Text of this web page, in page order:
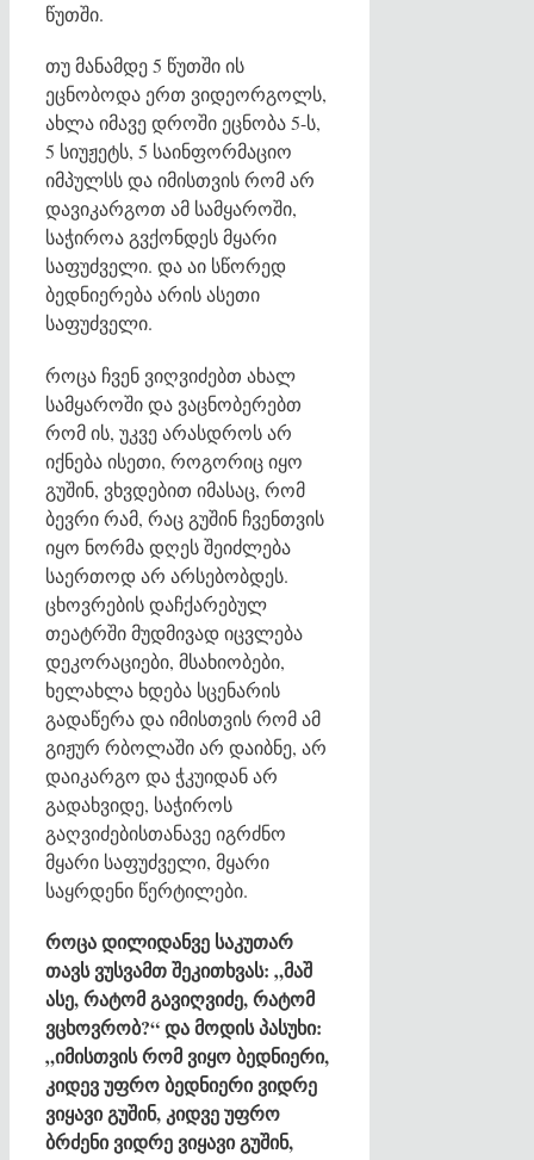
წუთში.
თუ მანამდე 5 წუთში ის
ეცნობოდა ერთ ვიდეორგოლს,
ახლა იმავე დროში ეცნობა 5-ს,
5 სიუჟეტს, 5 საინფორმაციო
იმპულსს და იმისთვის რომ არ
დავიკარგოთ ამ სამყაროში,
საჭიროა გვქონდეს მყარი
საფუძველი. და აი სწორედ
ბედნიერება არის ასეთი
საფუძველი.
როცა ჩვენ ვიღვიძებთ ახალ
სამყაროში და ვაცნობერებთ
რომ ის, უკვე არასდროს არ
იქნება ისეთი, როგორიც იყო
გუშინ, ვხვდებით იმასაც, რომ
ბევრი რამ, რაც გუშინ ჩვენთვის
იყო ნორმა დღეს შეიძლება
საერთოდ არ არსებობდეს.
ცხოვრების დაჩქარებულ
თეატრში მუდმივად იცვლება
დეკორაციები, მსახიობები,
ხელახლა ხდება სცენარის
გადაწერა და იმისთვის რომ ამ
გიჟურ რბოლაში არ დაიბნე, არ
დაიკარგო და ჭკუიდან არ
გადახვიდე, საჭიროს
გაღვიძებისთანავე იგრძნო
მყარი საფუძველი, მყარი
საყრდენი წერტილები.
როცა დილიდანვე საკუთარ
თავს ვუსვამთ შეკითხვას: „მაშ
ასე, რატომ გავიღვიძე, რატომ
ვცხოვრობ?“ და მოდის პასუხი:
„იმისთვის რომ ვიყო ბედნიერი,
კიდევ უფრო ბედნიერი ვიდრე
ვიყავი გუშინ, კიდვე უფრო
ბრძენი ვიდრე ვიყავი გუშინ,